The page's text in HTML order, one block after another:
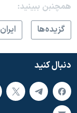
همچنبن ببینید:
گزيده‌ها
ايران
دنبال کنید